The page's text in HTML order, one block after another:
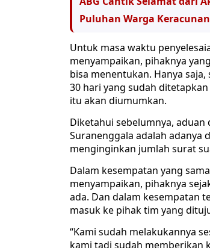
Puluhan Warga
Untuk masa waktu
menyampaikan, pihaknya
bisa menentukan. Hanya
30 hari yang sudah
itu akan diumumkan.
Diketahui sebelumnya,
Suranenggala adalah adanya
menginginkan jumlah surat
Dalam kesempatan yang
menyampaikan, pihaknya
ada. Dan dalam kesempatan
masuk ke pihak tim yang
“Kami sudah melakukannya
kami tadi sudah memberikan